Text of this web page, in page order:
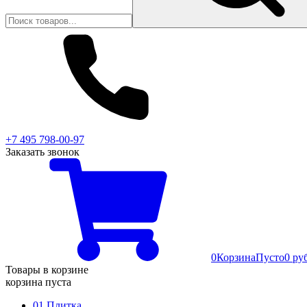
+7 495 798-00-97
Заказать звонок
0КорзинаПусто0
Товары в корзине
корзина пуста